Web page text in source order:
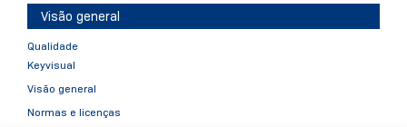
Visão general
Qualidade
Keyvisual
Visão general
Normas e licenças